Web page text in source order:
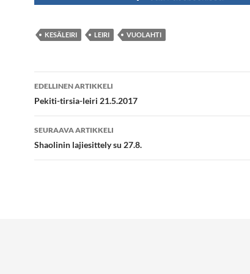
KESÄLEIRI LEIRI VUOLAHTI
Artikkelien
selaus
EDELLINEN ARTIKKELI
Pekiti-tirsia-leiri 21.5.2017
SEURAAVA ARTIKKELI
Shaolinin lajiesittely su 27.8.